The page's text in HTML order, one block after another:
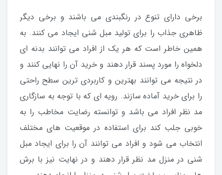
برخی دارای تنوع در رنگبندی می باشند و برخی دیگر
ظاهری جذاب را برای تولید مبل شنی ایجاد می کنند. به
همین خاطر است که هر یک از افراد می توانند بدنه ای
دلخواه را مورد پسند قرار دهند و خرید آن را نهایی کنند و
در نتیجه می توانند بهترین و کاربردی ترین سطح راحتی
را برای خرید آماده سازند. رویه ای که با توجه به سازگاری
مد نظر افراد می باشد و توانسته رضایت مخاطب را به
خوبی جلب کند برای استفاده در موقعیت های مختلف
انتخاب می شود و افراد می توانند آن را برای ایجاد مبل
شنی در منزل مد نظر قرار دهند و در نهایت نیز با برش